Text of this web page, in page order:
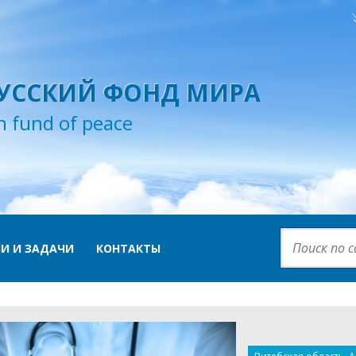
ФОНД МИРА
fund of peace
И ЗАДАЧИ КОНТАКТЫ